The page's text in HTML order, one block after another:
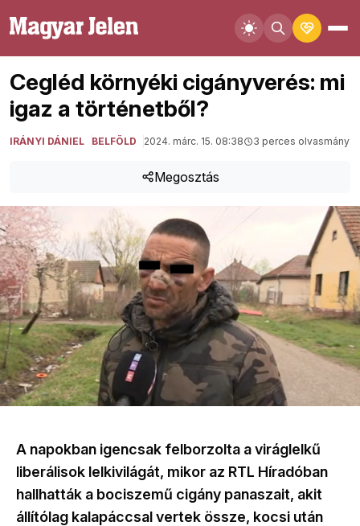
Cegléd környéki cigányverés: mi
igaz a történetből?
IRÁNYI DÁNIEL BELFÖLD 2024. márc. 15. 08:38 3 perces olvasmány
Megosztás
A napokban igencsak felborzolta a viráglelkű
liberálisok lelkivilágát, mikor az RTL Híradóban
hallhatták a bociszemű cigány panaszait, akit
állítólag kalapáccsal vertek össze, kocsi után